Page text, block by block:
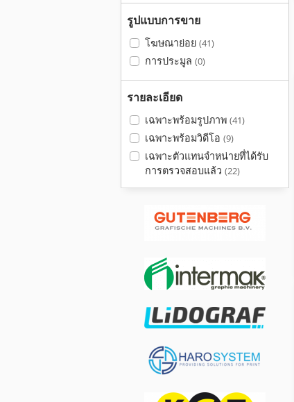
รูปแบบการขาย
โฆษณาย่อย (41)
การประมูล (0)
รายละเอียด
เฉพาะพร้อมรูปภาพ (41)
เฉพาะพร้อมวิดีโอ (9)
เฉพาะตัวแทนจำหน่ายที่ได้รับ
การตรวจสอบแล้ว (22)
Hohner Exact Ernst